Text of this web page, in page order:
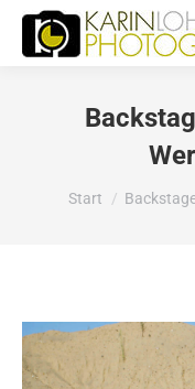
Sie befinden
Start